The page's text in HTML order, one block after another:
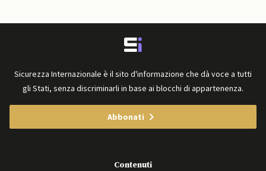
Sicurezza Internazionale è il sito d'informazione che dà voce a tutti
gli Stati, senza discriminarli in base ai blocchi di appartenenza.
Abbonati
Contenuti